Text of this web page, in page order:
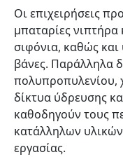
Οι επιχειρήσεις
μπαταρίες νιπτήρα
σιφόνια, καθώς
βάνες. Παράλληλα
πολυπροπυλενίου,
δίκτυα ύδρευσης
καθοδηγούν τους
κατάλληλων
εργασίας.